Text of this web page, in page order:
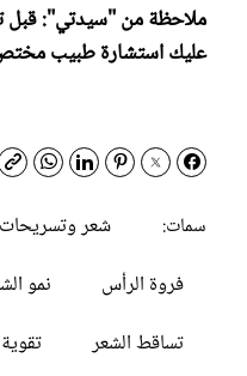
ملاحظة من "سيدتي": قبل
عليك استشارة طبيب
سمات:
شعر وتسريحات
فروة الرأس
نمو
تساقط الشعر